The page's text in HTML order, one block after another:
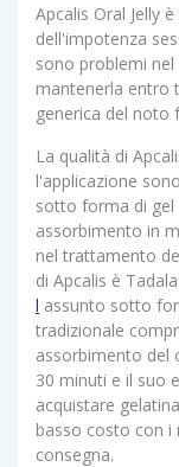
Apcalis Oral Jelly
dell'impotenza
sono problemi
mantenerla entro
generica del noto
La qualità di
l'applicazione
sotto forma di gel
assorbimento in
nel trattamento
di Apcalis è
l assunto sotto
tradizionale
assorbimento del
30 minuti e il suo
acquistare
basso costo con i
consegna.